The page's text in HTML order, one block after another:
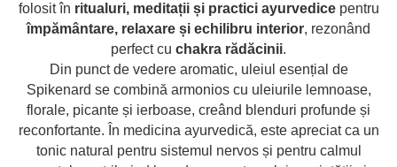
folosit în ritualuri, meditații și practici ayurvedicepentru
împământare, relaxare și echilibru interior, rezonând
perfect cu chakra rădăcinii.
Din punct de vedere aromatic, uleiul esențial de
Spikenard se combină armonios cu uleiurile lemnoase,
florale, picante și ierboase, creând blenduri profunde și
reconfortante. În medicina ayurvedică, este apreciat ca un
tonic natural pentru sistemul nervos și pentru calmul